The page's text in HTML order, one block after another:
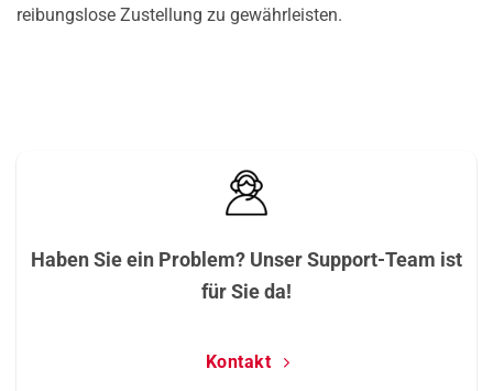
reibungslose Zustellung zu gewährleisten.
Haben Sie ein Problem? Unser Support-Team ist
für Sie da!
Kontakt